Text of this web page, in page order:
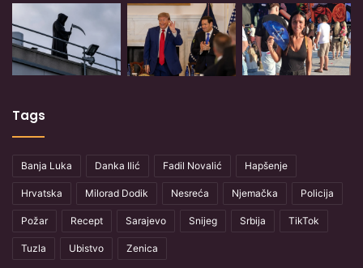
Tags
Banja Luka Danka Ilić Fadil Novalić Hapšenje
Hrvatska Milorad Dodik Nesreća Njemačka Policija
Požar Recept Sarajevo Snijeg Srbija TikTok
Tuzla Ubistvo Zenica